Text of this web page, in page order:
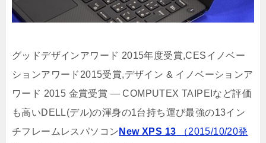
グッドデザインアワード 2015年度受賞,CESイノベー
ションアワード2015受賞,デザイン & イノベーションア
ワード 2015 金賞受賞 ― COMPUTEX TAIPEIなど評価
も高いDELL(デル)の渾身の1台持ち運び最強の13イン
チフレームレスパソコン New XPS 13 （2015/10/20発